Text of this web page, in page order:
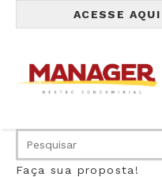
ACESSE
Faça sua proposta!